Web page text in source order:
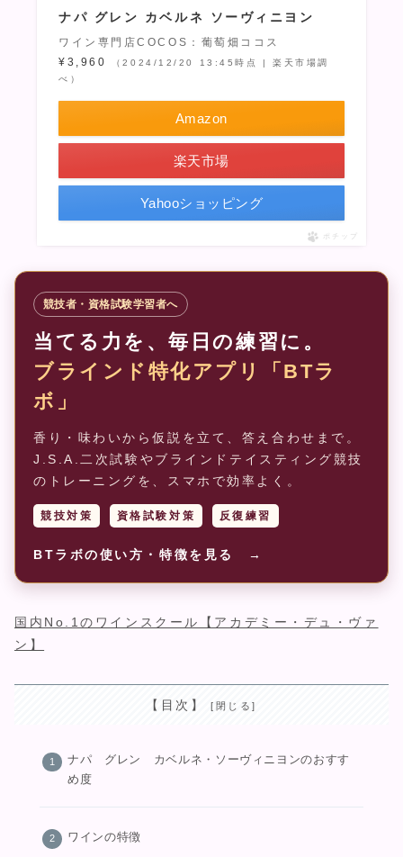
ナパ グレン カベルネ ソーヴィニヨン
ワイン専門店COCOS：葡萄畑ココス
¥3,960
（2024/12/20 13:45時点 | 楽天市場調
べ）
Amazon
楽天市場
Yahooショッピング
ポチップ
競技者・資格試験学習者へ
当てる力を、毎日の練習に。
ブラインド特化アプリ「BTラ
ボ」
香り・味わいから仮説を立て、答え合わせまで。
J.S.A.二次試験やブラインドテイスティング競技
のトレーニングを、スマホで効率よく。
競技対策 資格試験対策 反復練習
BTラボの使い方・特徴を見る →
国内No.1のワインスクール【アカデミー・デュ・ヴァ
ン】
【目次】
ナパ グレン カベルネ・ソーヴィニヨンのおすす
め度
ワインの特徴